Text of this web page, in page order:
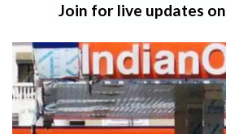
Join for live updates on